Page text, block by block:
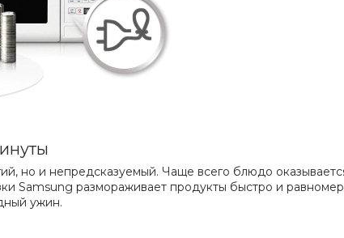
но и непредсказуемый. Чаще всего блюдо
Samsung размораживает продукты быстро и
ужин.